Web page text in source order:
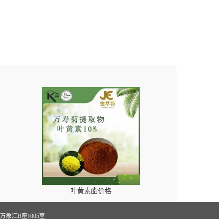
叶黄素酯价格
象汇B座1005室